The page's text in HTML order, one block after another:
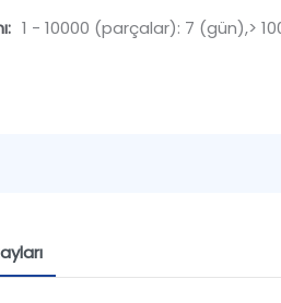
1 - 10000 (parçalar): 7 (gün),>